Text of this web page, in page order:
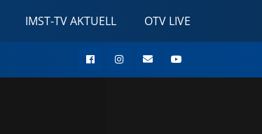
IMST-TV AKTUELL OTV LIVE